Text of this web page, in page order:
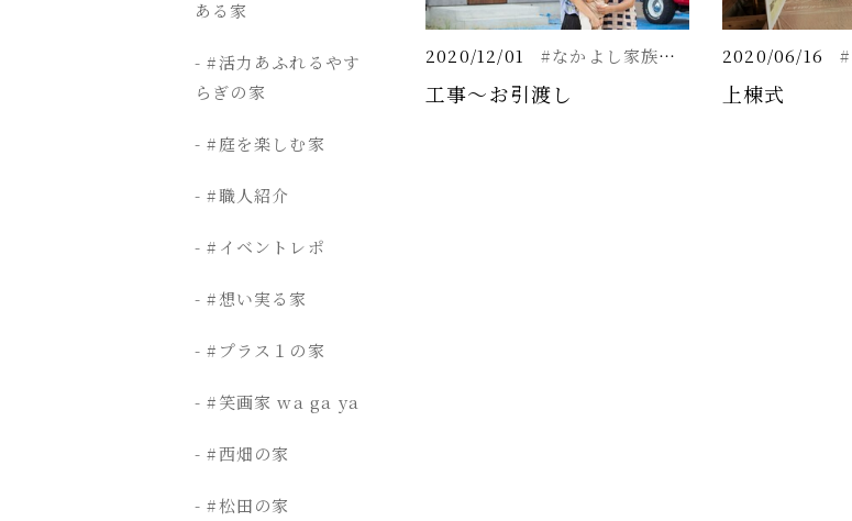
2020/12/01 #なかよし家族の家
工事～お引渡し
2020/06/16
上棟式
ある家
#活力あふれるやす
らぎの家
#庭を楽しむ家
#職人紹介
#イベントレポ
#想い実る家
#プラス１の家
#笑画家 wa ga ya
#西畑の家
#松田の家